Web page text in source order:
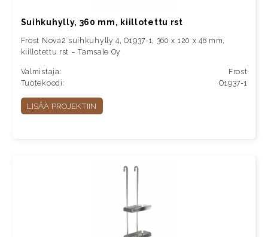
Suihkuhylly, 360 mm, kiillotettu rst
Frost Nova2 suihkuhylly 4, O1937-1, 360 x 120 x 48 mm,
kiillotettu rst – Tamsale Oy
Valmistaja:
Frost
Tuotekoodi:
O1937-1
LISÄÄ PROJEKTIIN